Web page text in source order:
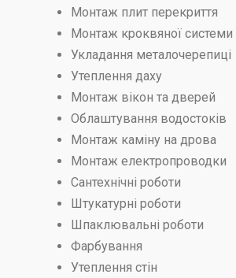
Монтаж плит перекриття
Монтаж кроквяної системи
Укладання металочерепиці
Утеплення даху
Монтаж вікон та дверей
Облаштування водостоків
Монтаж каміну на дрова
Монтаж електропроводки
Сантехнічні роботи
Штукатурні роботи
Шпаклювальні роботи
Фарбування
Утеплення стін